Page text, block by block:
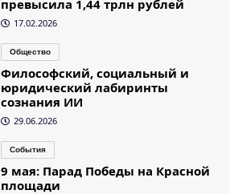
превысила 1,44 трлн рублей
17.02.2026
Общество
Философский, социальный и
юридический лабиринты
сознания ИИ
29.06.2026
События
9 мая: Парад Победы на Красной
площади